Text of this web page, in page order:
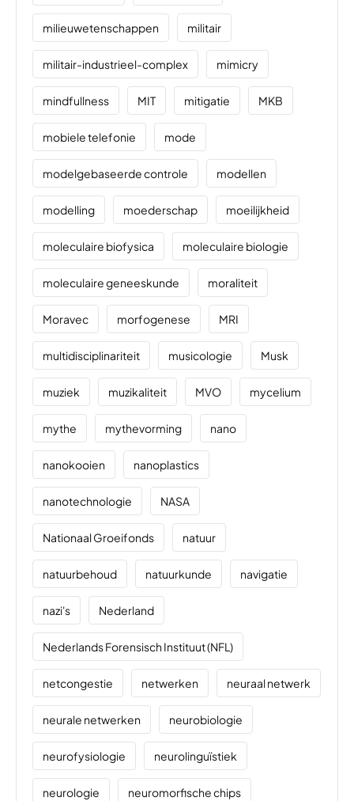
milieuwetenschappen militair
militair-industrieel-complex mimicry
mindfullness MIT mitigatie MKB
mobiele telefonie mode
modelgebaseerde controle modellen
modelling moederschap moeilijkheid
moleculaire biofysica moleculaire biologie
moleculaire geneeskunde moraliteit
Moravec morfogenese MRI
multidisciplinariteit musicologie Musk
muziek muzikaliteit MVO mycelium
mythe mythevorming nano
nanokooien nanoplastics
nanotechnologie NASA
Nationaal Groeifonds natuur
natuurbehoud natuurkunde navigatie
nazi's Nederland
Nederlands Forensisch Instituut (NFL)
netcongestie netwerken neuraal netwerk
neurale netwerken neurobiologie
neurofysiologie neurolinguïstiek
neurologie neuromorfische chips